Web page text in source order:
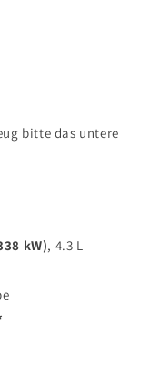
bitte das untere
kW), 4.3 L